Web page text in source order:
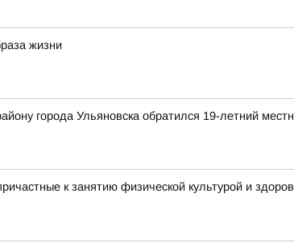
жизни
города Ульяновска обратился 19-летний
к занятию физической культурой и